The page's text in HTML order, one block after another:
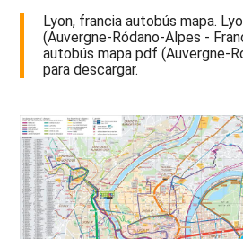
Lyon, francia autobús mapa.
(Auvergne-Ródano-Alpes -
autobús mapa pdf (Auvergne-
para descargar.